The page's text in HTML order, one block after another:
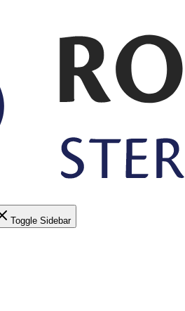
Toggle Sidebar